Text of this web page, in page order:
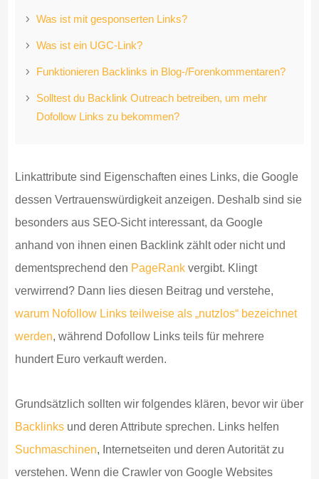
Was ist mit gesponserten Links?
Was ist ein UGC-Link?
Funktionieren Backlinks in Blog-/Forenkommentaren?
Solltest du Backlink Outreach betreiben, um mehr
Dofollow Links zu bekommen?
Linkattribute sind Eigenschaften eines Links, die Google
dessen Vertrauenswürdigkeit anzeigen. Deshalb sind sie
besonders aus SEO-Sicht interessant, da Google
anhand von ihnen einen Backlink zählt oder nicht und
dementsprechend den PageRank vergibt. Klingt
verwirrend? Dann lies diesen Beitrag und verstehe,
warum Nofollow Links teilweise als „nutzlos“ bezeichnet
werden, während Dofollow Links teils für mehrere
hundert Euro verkauft werden.
Grundsätzlich sollten wir folgendes klären, bevor wir über
Backlinks und deren Attribute sprechen. Links helfen
Suchmaschinen, Internetseiten und deren Autorität zu
verstehen. Wenn die Crawler von Google Websites